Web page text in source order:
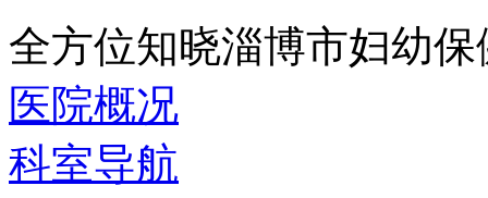
全方位知晓淄博市妇幼
医院概况
科室导航